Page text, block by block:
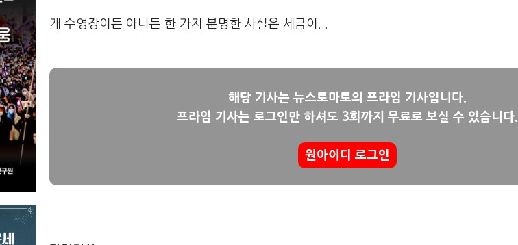
개 수영장이든 아니든 한 가지 분명한 사실은 세금이...
해당 기사는 뉴스토마토의 프라임 기사입니다.
프라임 기사는 로그인만 하셔도 3회까지 무료로 보실 수 있습니다.
원아이디 로그인